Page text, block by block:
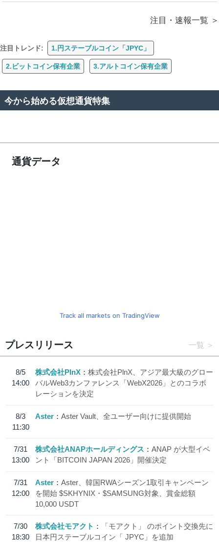
注目・速報一覧
注目トレンド: 1.円ステーブルコイン「JPYC」
2.ビットコイン保有企業 3.アルトコイン保有企業
今から始める仮想通貨特集
通貨データ
Track all markets on TradingView
プレスリリース 一覧
8/5
14:00
株式会社PlnX
株式会社PlnX、アジア最大級のグロー
バルWeb3カンファレンス「WebX2026」とのコラボ
レーションを決定
8/3
11:30
Aster Aster Vault、全ユーザー向けに提供開始
7/31
13:00
株式会社ANAPホールディングス
ANAP が大型イベ
ント「BITCOIN JAPAN 2026」開催決定
7/31
12:00
Aster
Aster、韓国RWAシーズン1取引キャンペーン
を開始 $SKHYNIX・$SAMSUNG対象、賞金総額
10,000 USDT
7/30
18:30
株式会社モアクト
「モアクト」 のポイント交換先に
日本円ステーブルコイン「 JPYC」を追加